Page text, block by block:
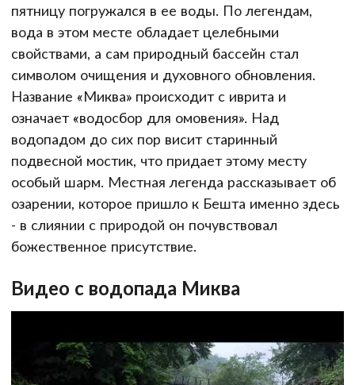
пятницу погружался в ее воды. По легендам,
вода в этом месте обладает целебными
свойствами, а сам природный бассейн стал
символом очищения и духовного обновления.
Название «Миква» происходит с иврита и
означает «водосбор для омовения». Над
водопадом до сих пор висит старинный
подвесной мостик, что придает этому месту
особый шарм. Местная легенда рассказывает об
озарении, которое пришло к Бешта именно здесь
- в слиянии с природой он почувствовал
божественное присутствие.
Видео с водопада Миква